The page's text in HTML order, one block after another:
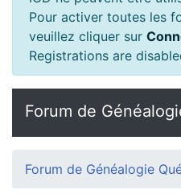
Pour activer toutes les
veuillez cliquer sur
Registrations are
Forum de
Forum de Généalogie